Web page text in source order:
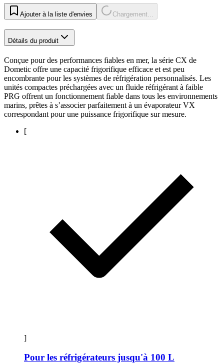
Ajouter à la liste d'envies Chargement...
Détails du produit
Conçue pour des performances fiables en mer, la série CX de
Dometic offre une capacité frigorifique efficace et est peu
encombrante pour les systèmes de réfrigération personnalisés. Les
unités compactes préchargées avec un fluide réfrigérant à faible
PRG offrent un fonctionnement fiable dans tous les environnements
marins, prêtes à s’associer parfaitement à un évaporateur VX
correspondant pour une puissance frigorifique sur mesure.
[
]
Pour les réfrigérateurs jusqu'à 100 L